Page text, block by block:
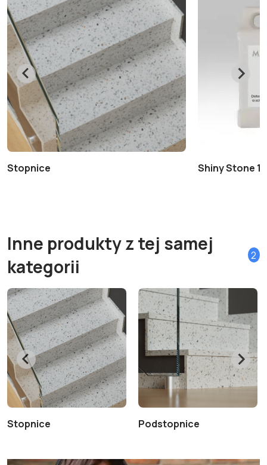
Stopnice Shiny Stone 1
Inne produkty z tej samej
kategorii
2
Stopnice Podstopnice